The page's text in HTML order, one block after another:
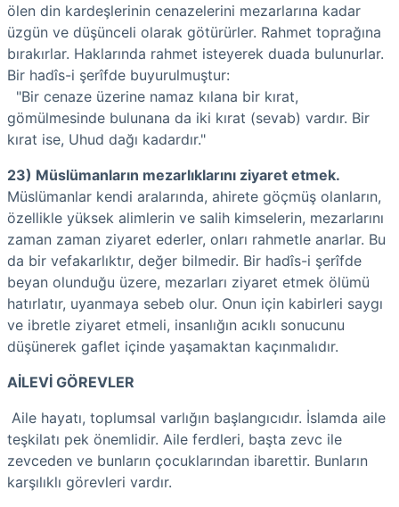
ölen din kardeşlerinin cenazelerini mezarlarına kadar
üzgün ve düşünceli olarak götürürler. Rahmet toprağına
bırakırlar. Haklarında rahmet isteyerek duada bulunurlar.
Bir hadîs-i şerîfde buyurulmuştur:
"Bir cenaze üzerine namaz kılana bir kırat,
gömülmesinde bulunana da iki kırat (sevab) vardır. Bir
kırat ise, Uhud dağı kadardır."
23) Müslümanların mezarlıklarını ziyaret etmek.
Müslümanlar kendi aralarında, ahirete göçmüş olanların,
özellikle yüksek alimlerin ve salih kimselerin, mezarlarını
zaman zaman ziyaret ederler, onları rahmetle anarlar. Bu
da bir vefakarlıktır, değer bilmedir. Bir hadîs-i şerîfde
beyan olunduğu üzere, mezarları ziyaret etmek ölümü
hatırlatır, uyanmaya sebeb olur. Onun için kabirleri saygı
ve ibretle ziyaret etmeli, insanlığın acıklı sonucunu
düşünerek gaflet içinde yaşamaktan kaçınmalıdır.
AİLEVİ GÖREVLER
Aile hayatı, toplumsal varlığın başlangıcıdır. İslamda aile
teşkilatı pek önemlidir. Aile ferdleri, başta zevc ile
zevceden ve bunların çocuklarından ibarettir. Bunların
karşılıklı görevleri vardır.